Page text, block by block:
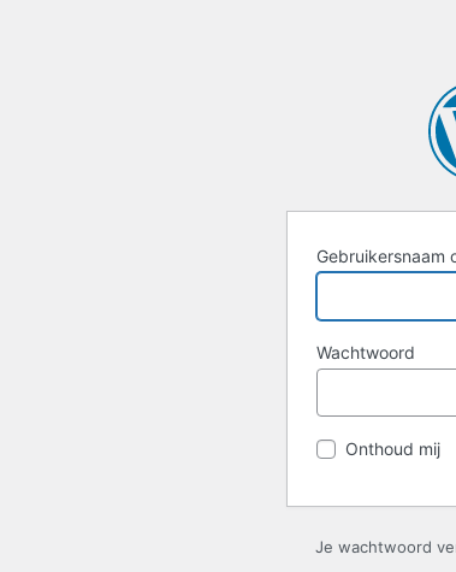
Gebruikersnaam
Wachtwoord
Onthoud mij
Je wachtwoord